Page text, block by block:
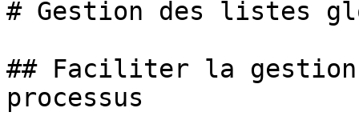
# Gestion des listes
## Faciliter la gestion
processus